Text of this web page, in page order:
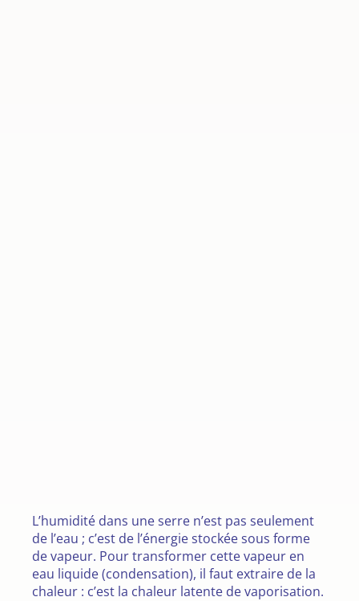
L’humidité dans une serre n’est pas seulement
de l’eau ; c’est de l’énergie stockée sous forme
de vapeur. Pour transformer cette vapeur en
eau liquide (condensation), il faut extraire de la
chaleur : c’est la chaleur latente de vaporisation.